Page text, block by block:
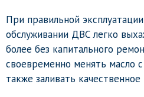
При правильной
обслуживании ДВС легко
более без капитального
своевременно менять масло
также заливать